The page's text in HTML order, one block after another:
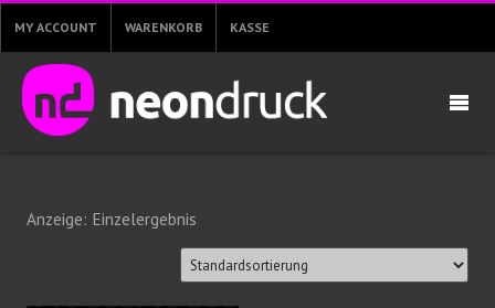
MY ACCOUNT WARENKORB KASSE
Anzeige: Einzelergebnis